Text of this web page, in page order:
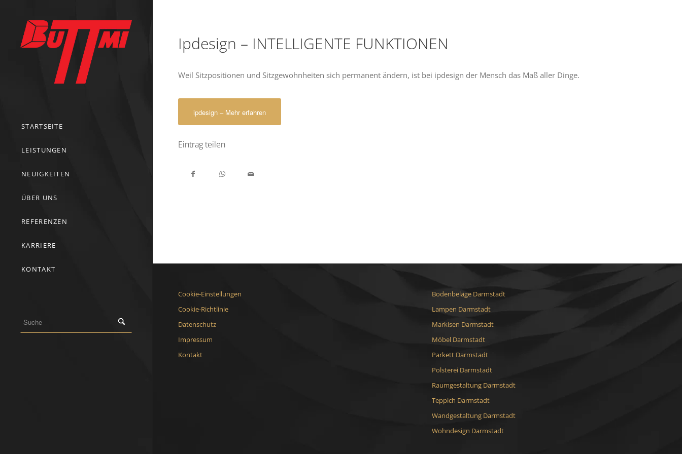
STARTSEITE
LEISTUNGEN
NEUIGKEITEN
ÜBER UNS
REFERENZEN
KARRIERE
KONTAKT
Ipdesign – INTELLIGENTE FUNKTIONEN
Weil Sitzpositionen und Sitzgewohnheiten sich permanent ändern, ist bei ipdesign der Mensch das Maß aller Dinge.
ipdesign – Mehr erfahren
Eintrag teilen
Cookie-Einstellungen
Cookie-Richtlinie
Datenschutz
Impressum
Kontakt
Bodenbeläge Darmstadt
Lampen Darmstadt
Markisen Darmstadt
Möbel Darmstadt
Parkett Darmstadt
Polsterei Darmstadt
Raumgestaltung Darmstadt
Teppich Darmstadt
Wandgestaltung Darmstadt
Wohndesign Darmstadt